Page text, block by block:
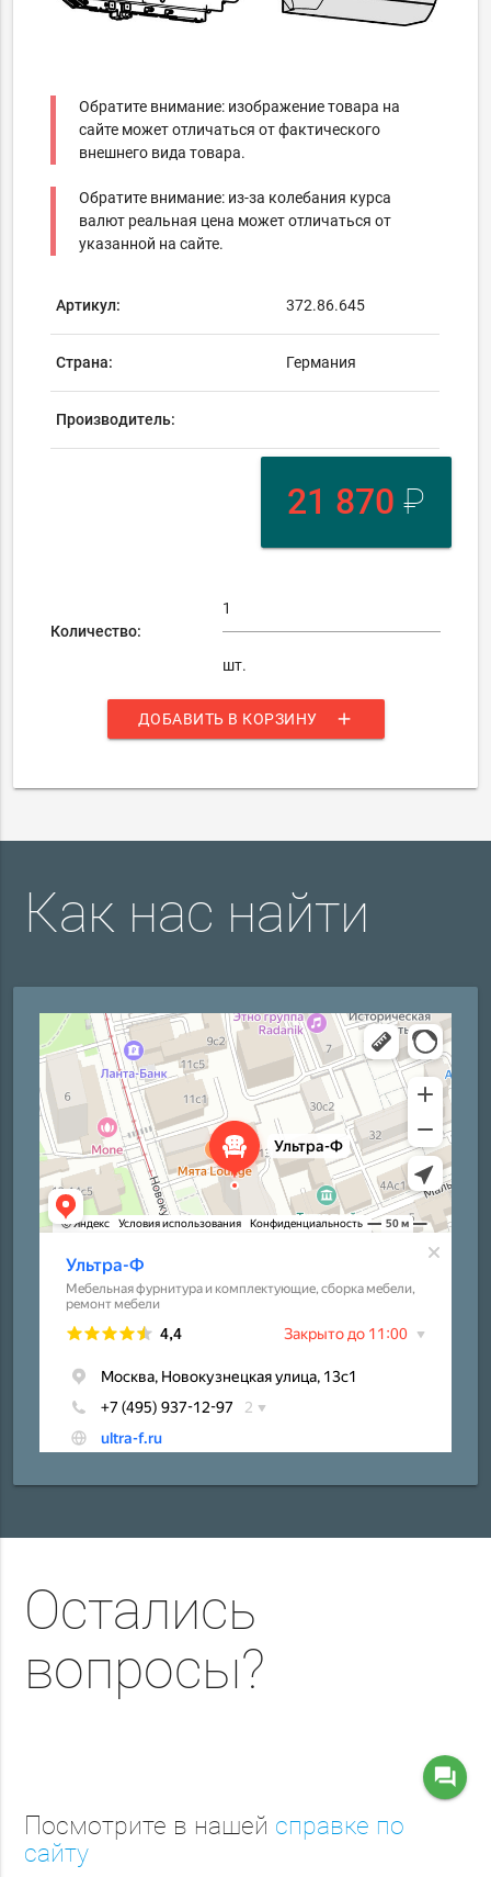
Обратите внимание: изображение товара на
сайте может отличаться от фактического
внешнего вида товара.
Обратите внимание: из-за колебания курса
валют реальная цена может отличаться от
указанной на сайте.
Артикул: 372.86.645
Страна: Германия
Производитель:
21 870 ₽
Количество:
шт.
ДОБАВИТЬ В КОРЗИНУ add
Как нас найти
Остались
вопросы?
question_answer
Посмотрите в нашей справке по
сайту